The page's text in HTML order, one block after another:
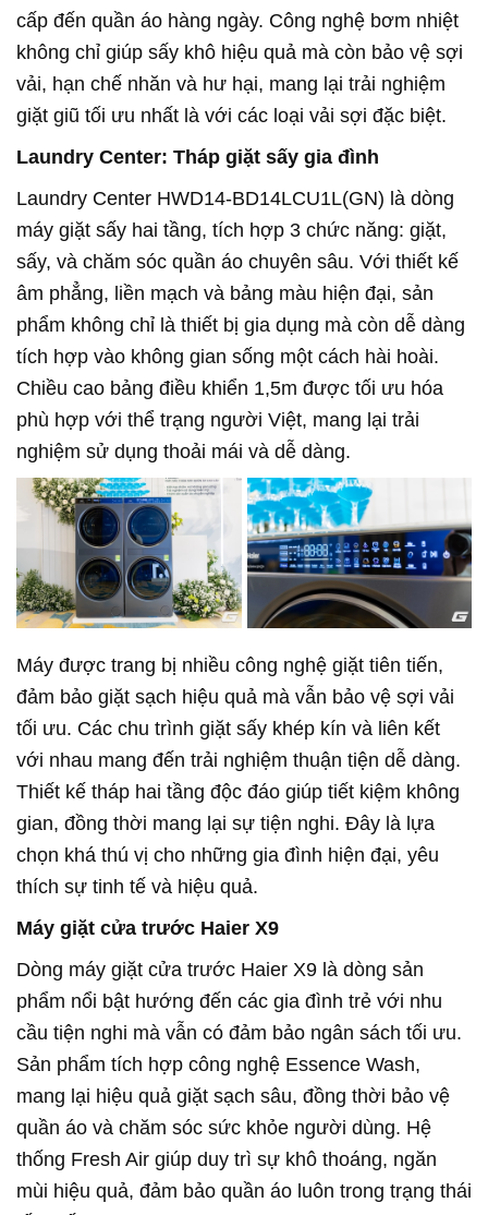
cấp đến quần áo hàng ngày. Công nghệ bơm nhiệt
không chỉ giúp sấy khô hiệu quả mà còn bảo vệ sợi
vải, hạn chế nhăn và hư hại, mang lại trải nghiệm
giặt giũ tối ưu nhất là với các loại vải sợi đặc biệt.
Laundry Center: Tháp giặt sấy gia đình
Laundry Center HWD14-BD14LCU1L(GN) là dòng
máy giặt sấy hai tầng, tích hợp 3 chức năng: giặt,
sấy, và chăm sóc quần áo chuyên sâu. Với thiết kế
âm phẳng, liền mạch và bảng màu hiện đại, sản
phẩm không chỉ là thiết bị gia dụng mà còn dễ dàng
tích hợp vào không gian sống một cách hài hoài.
Chiều cao bảng điều khiển 1,5m được tối ưu hóa
phù hợp với thể trạng người Việt, mang lại trải
nghiệm sử dụng thoải mái và dễ dàng.
Máy được trang bị nhiều công nghệ giặt tiên tiến,
đảm bảo giặt sạch hiệu quả mà vẫn bảo vệ sợi vải
tối ưu. Các chu trình giặt sấy khép kín và liên kết
với nhau mang đến trải nghiệm thuận tiện dễ dàng.
Thiết kế tháp hai tầng độc đáo giúp tiết kiệm không
gian, đồng thời mang lại sự tiện nghi. Đây là lựa
chọn khá thú vị cho những gia đình hiện đại, yêu
thích sự tinh tế và hiệu quả.
Máy giặt cửa trước Haier X9
Dòng máy giặt cửa trước Haier X9 là dòng sản
phẩm nổi bật hướng đến các gia đình trẻ với nhu
cầu tiện nghi mà vẫn có đảm bảo ngân sách tối ưu.
Sản phẩm tích hợp công nghệ Essence Wash,
mang lại hiệu quả giặt sạch sâu, đồng thời bảo vệ
quần áo và chăm sóc sức khỏe người dùng. Hệ
thống Fresh Air giúp duy trì sự khô thoáng, ngăn
mùi hiệu quả, đảm bảo quần áo luôn trong trạng thái